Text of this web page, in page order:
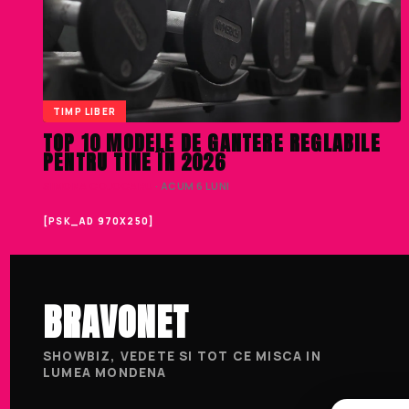
TIMP LIBER
TOP 10 MODELE DE GANTERE REGLABILE
PENTRU TINE ÎN 2026
· ACUM 6 LUNI
[PSK_AD 970X250]
BRAVONET
SHOWBIZ, VEDETE SI TOT CE MISCA IN
LUMEA MONDENA